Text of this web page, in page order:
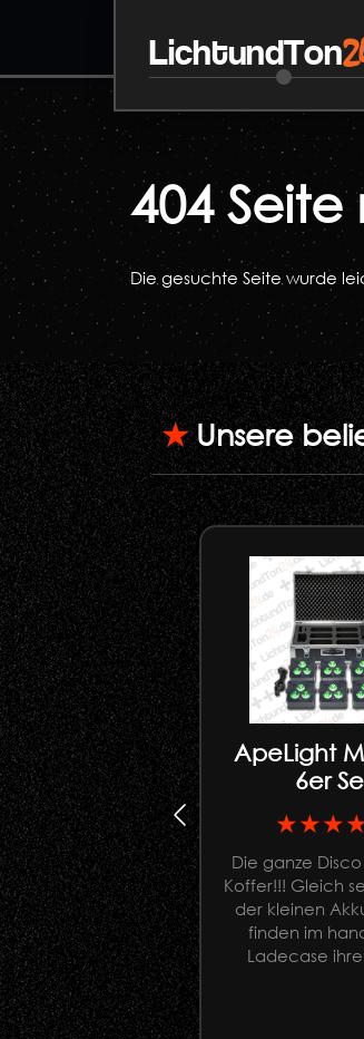
LichtundTon
404
Die gesuchte Seite wurde
★Unsere
ApeLight
6er
Die ganze
Koffer!!! Gleich
der kleinen
finden im
Ladecase